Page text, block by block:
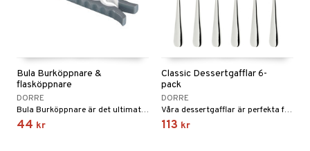
Bula Burköppnare &
flasköppnare
DORRE
Bula Burköppnare är det ultimata hjälpmedlet för att enkelt få upp envisa lock på burkar.
44 kr
Classic Dessertgafflar 6-
pack
DORRE
Våra dessertgafflar är perfekta för dina söta efterätter eller fikastunder.
113 kr